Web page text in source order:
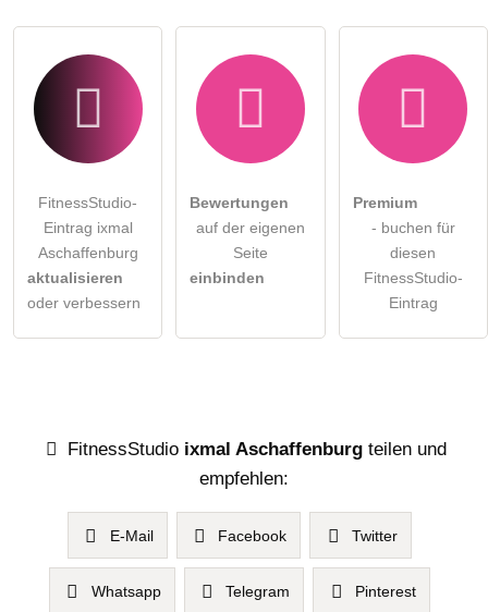
FitnessStudio-
Eintrag ixmal
Aschaffenburg
aktualisieren
oder verbessern
Bewertungen
auf der eigenen
Seite
einbinden
Premium
- buchen für
diesen
FitnessStudio-
Eintrag
FitnessStudio ixmal Aschaffenburgteilen und
empfehlen:
E-Mail Facebook Twitter
Whatsapp Telegram Pinterest